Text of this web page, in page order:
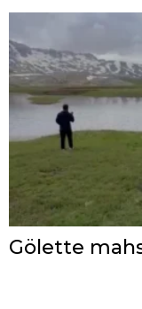
Gölette